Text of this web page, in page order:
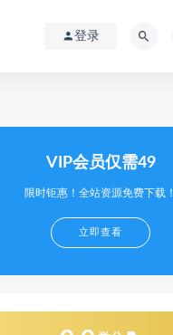
登录
VIP会员仅需49
限时钜惠！全站资源免费下载！
立即查看